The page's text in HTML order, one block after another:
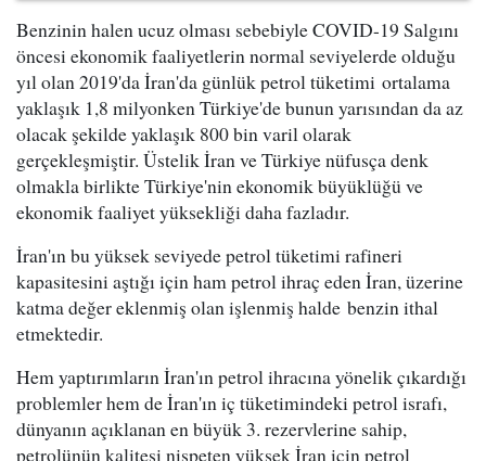
Benzinin halen ucuz olması sebebiyle COVID-19 Salgını
öncesi ekonomik faaliyetlerin normal seviyelerde olduğu
yıl olan 2019'da İran'da günlük petrol tüketimi ortalama
yaklaşık 1,8 milyonken Türkiye'de bunun yarısından da az
olacak şekilde yaklaşık 800 bin varil olarak
gerçekleşmiştir. Üstelik İran ve Türkiye nüfusça denk
olmakla birlikte Türkiye'nin ekonomik büyüklüğü ve
ekonomik faaliyet yüksekliği daha fazladır.
İran'ın bu yüksek seviyede petrol tüketimi rafineri
kapasitesini aştığı için ham petrol ihraç eden İran, üzerine
katma değer eklenmiş olan işlenmiş halde benzin ithal
etmektedir.
Hem yaptırımların İran'ın petrol ihracına yönelik çıkardığı
problemler hem de İran'ın iç tüketimindeki petrol israfı,
dünyanın açıklanan en büyük 3. rezervlerine sahip,
petrolünün kalitesi nispeten yüksek İran için petrol